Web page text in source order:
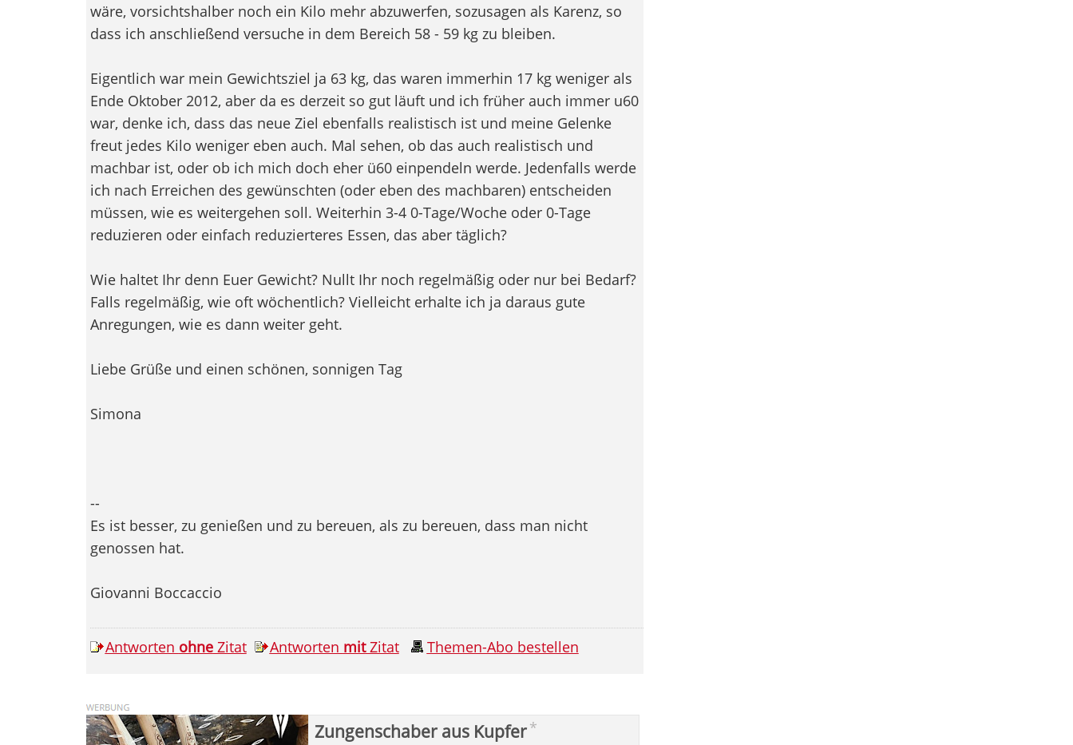
wäre, vorsichtshalber noch ein Kilo mehr abzuwerfen, sozusagen als Karenz, so
dass ich anschließend versuche in dem Bereich 58 - 59 kg zu bleiben.
Eigentlich war mein Gewichtsziel ja 63 kg, das waren immerhin 17 kg weniger als
Ende Oktober 2012, aber da es derzeit so gut läuft und ich früher auch immer u60
war, denke ich, dass das neue Ziel ebenfalls realistisch ist und meine Gelenke
freut jedes Kilo weniger eben auch. Mal sehen, ob das auch realistisch und
machbar ist, oder ob ich mich doch eher ü60 einpendeln werde. Jedenfalls werde
ich nach Erreichen des gewünschten (oder eben des machbaren) entscheiden
müssen, wie es weitergehen soll. Weiterhin 3-4 0-Tage/Woche oder 0-Tage
reduzieren oder einfach reduzierteres Essen, das aber täglich?
Wie haltet Ihr denn Euer Gewicht? Nullt Ihr noch regelmäßig oder nur bei Bedarf?
Falls regelmäßig, wie oft wöchentlich? Vielleicht erhalte ich ja daraus gute
Anregungen, wie es dann weiter geht.
Liebe Grüße und einen schönen, sonnigen Tag
Simona
--
Es ist besser, zu genießen und zu bereuen, als zu bereuen, dass man nicht
genossen hat.
Giovanni Boccaccio
Antworten ohneZitat Antworten mitZitat Themen-Abo bestellen
Zungenschaber aus Kupfer*